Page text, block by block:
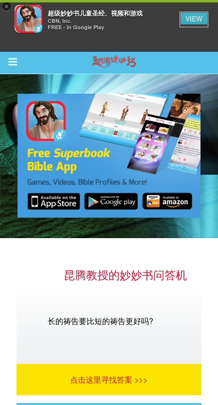
×
超级妙妙书儿童圣经、视频和游戏
CBN, Inc.
FREE - In Google Play
VIEW
Return to Content
昆腾教授的妙妙书问答机
长的祷告要比短的祷告更好吗?
点击这里寻找答案 >>>